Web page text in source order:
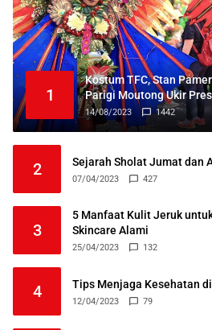
1
Kostum TFC, Stan
Parigi Moutong Ukir
14/08/2023 1442
2 Sejarah Sholat Jumat dan
07/04/2023 427
3
5 Manfaat Kulit Jeruk
Skincare Alami
25/04/2023 132
4 Tips Menjaga Kesehatan
12/04/2023 79